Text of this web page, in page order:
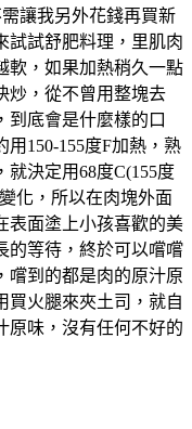
讓我另外花錢再買新
試試舒肥料理，里肌肉
軟，如果加熱稍久一點
炒，從不曾用整塊去
到底會是什麼樣的口
150-155度F加熱，熟
決定用68度C(155度
化，所以在肉塊外面
表面塗上小孩喜歡的美
的等待，終於可以嚐嚐
嚐到的都是肉的原汁原
買火腿來夾土司，就自
原味，沒有任何不好的